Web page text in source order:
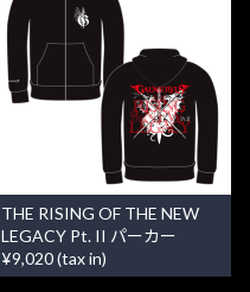
THE RISING OF THE NEW
LEGACY Pt. II パーカー
¥9,020 (tax in)